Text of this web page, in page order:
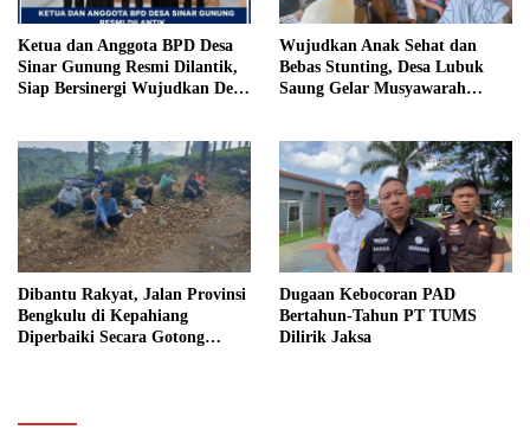
Ketua dan Anggota BPD Desa
Sinar Gunung Resmi Dilantik,
Siap Bersinergi Wujudkan Desa
Wujudkan Anak Sehat dan
Bebas Stunting, Desa Lubuk
Saung Gelar Musyawarah
Dibantu Rakyat, Jalan Provinsi
Bengkulu di Kepahiang
Diperbaiki Secara Gotong
Dugaan Kebocoran PAD
Bertahun-Tahun PT TUMS
Dilirik Jaksa